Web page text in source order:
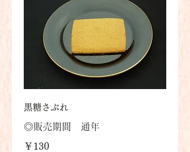
黒糖さぶれ
◎販売期間 通年
￥130